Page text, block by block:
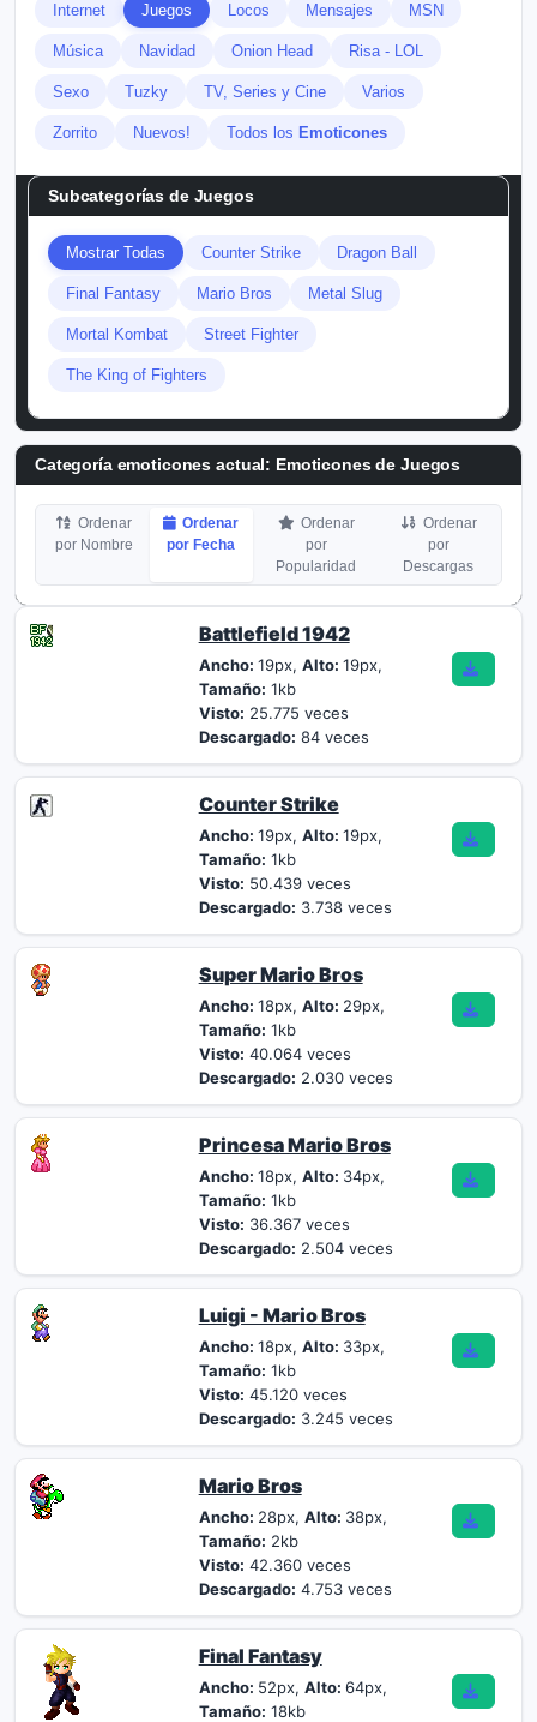
Internet Juegos Locos Mensajes MSN
Música Navidad Onion Head Risa - LOL
Sexo Tuzky TV, Series y Cine Varios
Zorrito Nuevos! Todos los Emoticones
Subcategorías de Juegos
Mostrar Todas Counter Strike Dragon Ball
Final Fantasy Mario Bros Metal Slug
Mortal Kombat Street Fighter
The King of Fighters
Categoría emoticones actual: Emoticones de Juegos
Ordenar
por Nombre
Ordenar
por Fecha
Ordenar
por
Popularidad
Ordenar
por
Descargas
Battlefield 1942
Ancho: 19px, Alto: 19px,
Tamaño: 1kb
Visto: 25.775 veces
Descargado: 84 veces
Counter Strike
Ancho: 19px, Alto: 19px,
Tamaño: 1kb
Visto: 50.439 veces
Descargado: 3.738 veces
Super Mario Bros
Ancho: 18px, Alto: 29px,
Tamaño: 1kb
Visto: 40.064 veces
Descargado: 2.030 veces
Princesa Mario Bros
Ancho: 18px, Alto: 34px,
Tamaño: 1kb
Visto: 36.367 veces
Descargado: 2.504 veces
Luigi - Mario Bros
Ancho: 18px, Alto: 33px,
Tamaño: 1kb
Visto: 45.120 veces
Descargado: 3.245 veces
Mario Bros
Ancho: 28px, Alto: 38px,
Tamaño: 2kb
Visto: 42.360 veces
Descargado: 4.753 veces
Final Fantasy
Ancho: 52px, Alto: 64px,
Tamaño: 18kb